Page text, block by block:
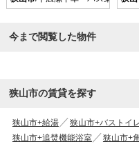
今まで閲覧した物件
狭山市の賃貸を探す
狭山市+給湯 狭山市+バストイ
狭山市+追焚機能浴室
狭山市+